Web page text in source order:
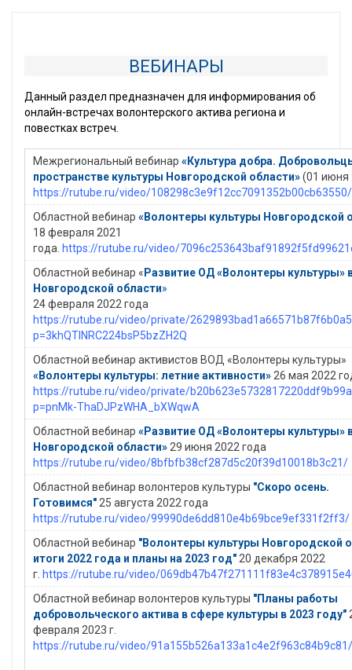
ВЕБИНАРЫ
Данный раздел предназначен для информирования об
онлайн-встречах волонтерского актива региона и
повестках встреч.
Межрегиональный вебинар «Культура добра.
пространстве культуры Новгородской области»(01 июня
https://rutube.ru/video/108298c3e9f12cc7091352b00cb63550/
Областной вебинар «Волонтеры культуры Новгородской
18 февраля 2021
года. https://rutube.ru/video/
Областной вебинар « Развитие ОД «Волонтеры культуры»
Новгородской области»
24 февраля 2022 года
https://rutube.ru/video/private/
p=3khQTINRC224bsP5bzZH2Q
Областной вебинар активистов ВОД «Волонтеры культуры»
«Волонтеры культуры: летние активности»26 мая 2022
https://rutube.ru/video/private/
p=pnMk-ThaDJPzWHA_bXWqwA
Областной вебинар «Развитие ОД «Волонтеры культуры»
Новгородской области»29 июня 2022 года
https://rutube.ru/video/8bfbfb38cf287d5c20f39d10018b3c21/
Областной вебинар волонтеров культуры "Скоро осень.
Готовимся"25 августа 2022 года
https://rutube.ru/video/99990de6dd810e4b69bce9ef331f2ff3/
Областной вебинар "Волонтеры культуры Новгородской
итоги 2022 года и планы на 2023 год"20 декабря 2022
г. https://rutube.ru/video/
Областной вебинар волонтеров культуры "Планы работы
добровольческого актива в сфере культуры в 2023 году"
февраля 2023 г.
https://rutube.ru/video/91a155b526a133a1c4e2f963c84b9c81/